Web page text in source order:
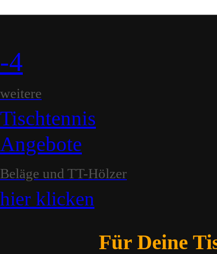
-4
weitere
Tischtennis
Angebote
Beläge und TT-Hölzer
hier klicken
Für Deine